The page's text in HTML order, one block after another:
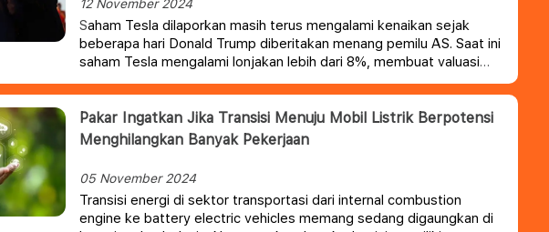
12 November 2024
Saham Tesla dilaporkan masih terus mengalami kenaikan sejak
beberapa hari Donald Trump diberitakan menang pemilu AS. Saat ini
saham Tesla mengalami lonjakan lebih dari 8%, membuat valuasi
perusahaan Elon Musk tersebut bernilai lebih dari $ 1 Triliun
Pakar Ingatkan Jika Transisi Menuju Mobil Listrik Berpotensi
Menghilangkan Banyak Pekerjaan
05 November 2024
Transisi energi di sektor transportasi dari internal combustion
engine ke battery electric vehicles memang sedang digaungkan di